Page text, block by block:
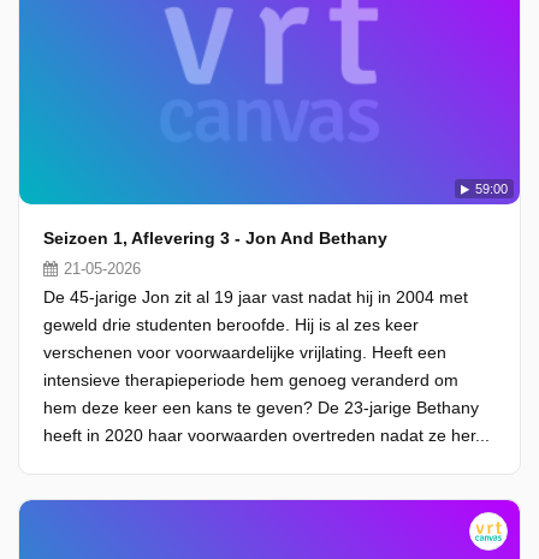
59:00
Seizoen 1, Aflevering 3 - Jon And Bethany
21-05-2026
De 45-jarige Jon zit al 19 jaar vast nadat hij in 2004 met
geweld drie studenten beroofde. Hij is al zes keer
verschenen voor voorwaardelijke vrijlating. Heeft een
intensieve therapieperiode hem genoeg veranderd om
hem deze keer een kans te geven? De 23-jarige Bethany
heeft in 2020 haar voorwaarden overtreden nadat ze her...